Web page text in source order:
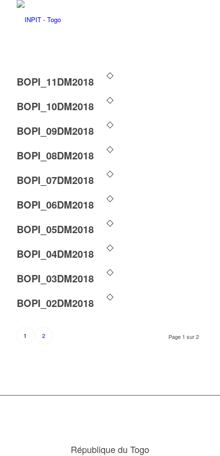
BOPI_11DM2018
BOPI_10DM2018
BOPI_09DM2018
BOPI_08DM2018
BOPI_07DM2018
BOPI_06DM2018
BOPI_05DM2018
BOPI_04DM2018
BOPI_03DM2018
BOPI_02DM2018
Page 1 sur 2
1 2
République du Togo